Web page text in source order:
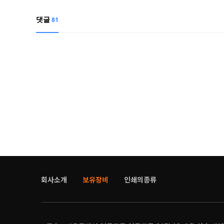
댓글81
회사소개 보유장비 인쇄의종류